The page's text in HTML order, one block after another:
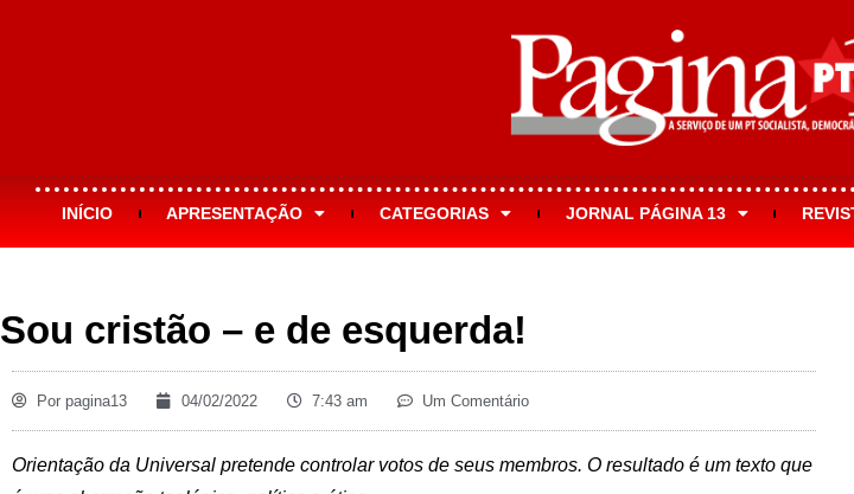
INÍCIO APRESENTAÇÃO CATEGORIAS JORNAL PÁGINA 13
Sou cristão – e de esquerda!
Por pagina13 04/02/2022 7:43 am Um Comentário
Orientação da Universal pretende controlar votos de seus membros. O resultado é um texto que